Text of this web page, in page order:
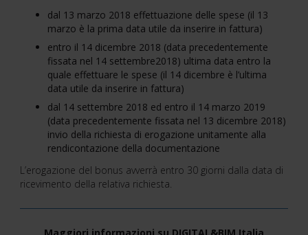
dal 13 marzo 2018 effettuazione delle spese (il 13
marzo è la prima data utile da inserire in fattura)
entro il 14 dicembre 2018 (data precedentemente
fissata nel 14 settembre2018) ultima data entro la
quale effettuare le spese (il 14 dicembre è l’ultima
data utile da inserire in fattura)
dal 14 settembre 2018 ed entro il 14 marzo 2019
(data precedentemente fissata nel 13 dicembre 2018)
invio della richiesta di erogazione unitamente alla
rendicontazione della documentazione
L’erogazione del bonus avverrà entro 30 giorni dalla data di
ricevimento della relativa richiesta.